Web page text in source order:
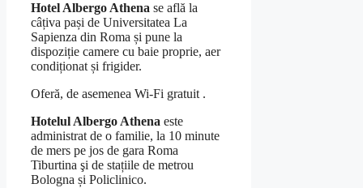
Hotel Albergo Athena se află la
câțiva pași de Universitatea La
Sapienza din Roma și pune la
dispoziție camere cu baie proprie, aer
condiționat și frigider.
Oferă, de asemenea Wi-Fi gratuit .
Hotelul Albergo Athena este
administrat de o familie, la 10 minute
de mers pe jos de gara Roma
Tiburtina şi de stațiile de metrou
Bologna și Policlinico.